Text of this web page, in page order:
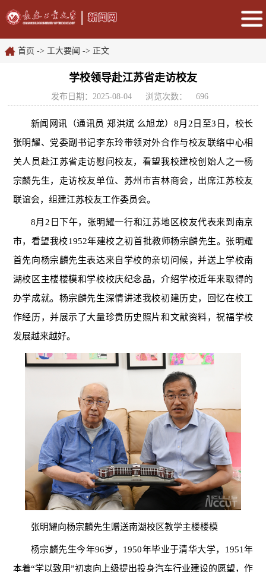
首页 -> 工大要闻 -> 正文
学校领导赴江苏省走访校友
发布日期：2025-08-04 浏览次数： 696
新闻网讯（通讯员郑洪斌 么旭龙） 8月2日至3日，校长
张明耀、党委副书记李东玲带领对外合作与校友联络中心相
关人员赴江苏省走访慰问校友，看望我校建校创始人之一杨
宗麟先生，走访校友单位、苏州市吉林商会，出席江苏校友
联谊会，组建江苏校友工作委员会。
8月2日下午，张明耀一行和江苏地区校友代表来到南京
市，看望我校1952年建校之初首批教师杨宗麟先生。张明耀
首先向杨宗麟先生表达来自学校的亲切问候，并送上学校南
湖校区主楼楼模和学校校庆纪念品，介绍学校近年来取得的
办学成就。杨宗麟先生深情讲述我校初建历史，回忆在校工
作经历，并展示了大量珍贵历史照片和文献资料，祝福学校
发展越来越好。
张明耀向杨宗麟先生赠送南湖校区教学主楼楼模
杨宗麟先生今年96岁，1950年毕业于清华大学，1951年
本着“学以致用”初衷向上级提出投身汽车行业建设的愿望，作